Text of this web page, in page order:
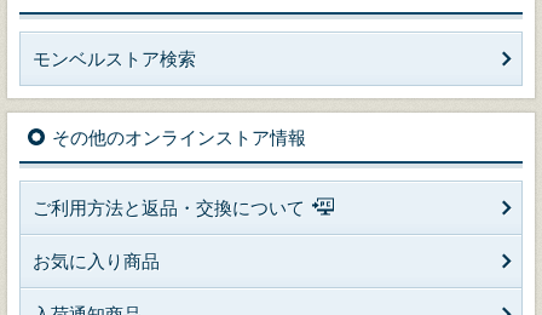
モンベルストア検索
その他のオンラインストア情報
ご利用方法と返品・交換について
お気に入り商品